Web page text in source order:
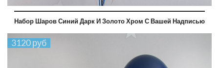
Набор Шаров Синий Дарк И Золото Хром С Вашей Надписью
3120 руб